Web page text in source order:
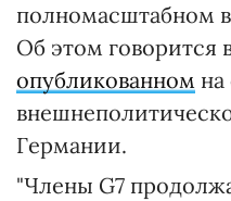
полномасштабном
Об этом говорится
опубликованном на
Германии.
"Члены G7